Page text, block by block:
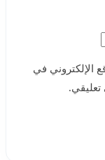
الإلكتروني في
تعليقي.